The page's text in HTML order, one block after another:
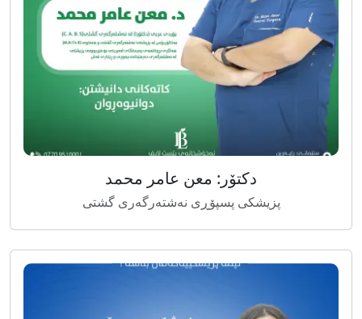
دکتۆر: معن عامر محمد
پزیشکی پسپۆڕی نەشتەرگەری گشتی